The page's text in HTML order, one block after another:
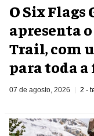
O Six
apresenta
Trail, com
para toda
07 de agosto, 2026 2 -